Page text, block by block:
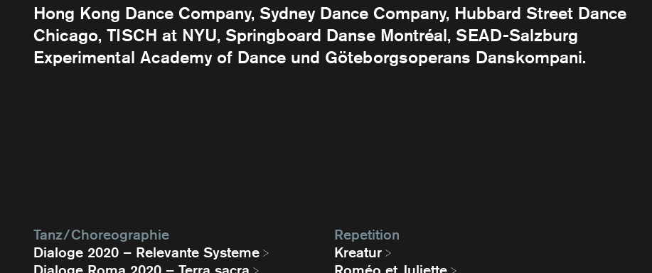
Hong Kong Dance Company, Sydney Dance Company, Hubbard Street Dance
Chicago, TISCH at NYU, Springboard Danse Montréal, SEAD-Salzburg
Experimental Academy of Dance und Göteborgsoperans Danskompani.
Tanz / Choreographie
Dialoge 2020 – Relevante Systeme
Repetition
Kreatur